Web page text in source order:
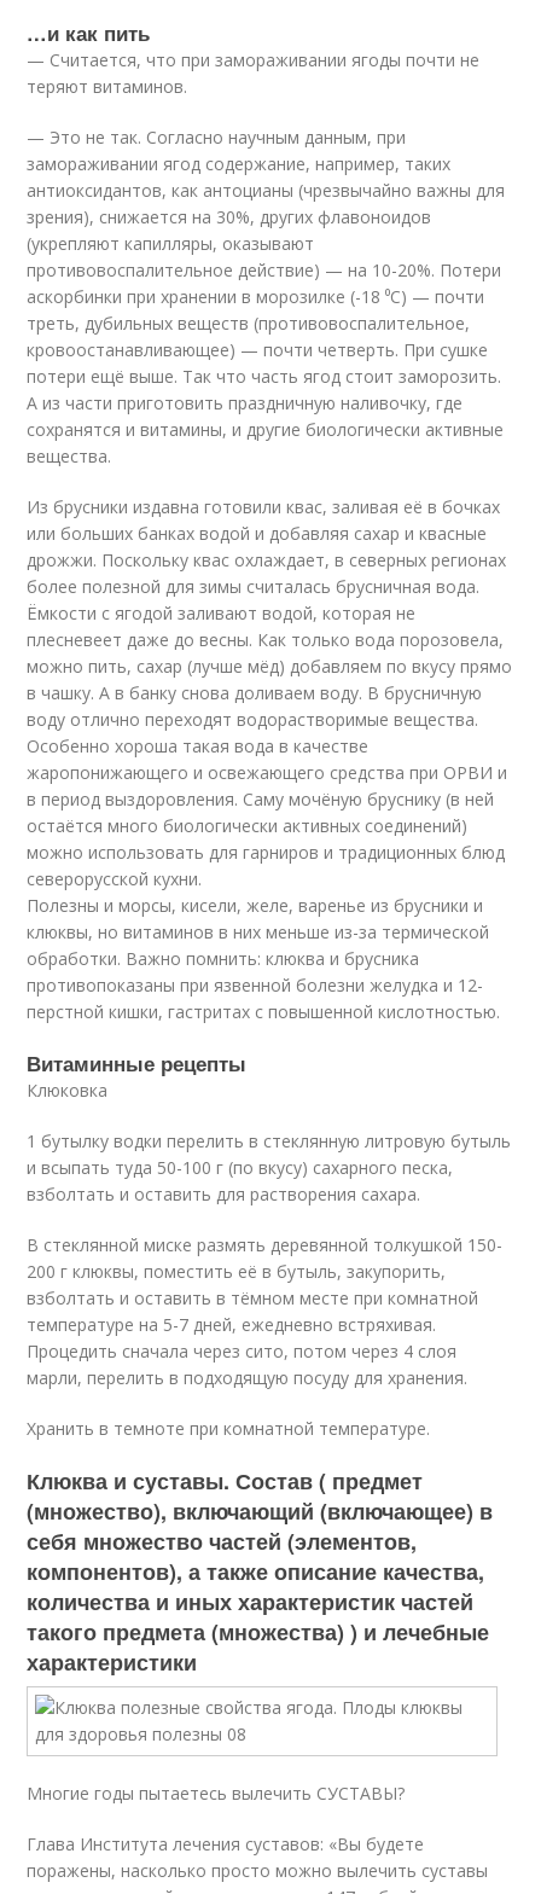
…и как пить
— Считается, что при замораживании ягоды почти не
теряют витаминов.
— Это не так. Согласно научным данным, при
замораживании ягод содержание, например, таких
антиоксидантов, как антоцианы (чрезвычайно важны для
зрения), снижается на 30%, других флавоноидов
(укрепляют капилляры, оказывают
противовоспалительное действие) — на 10-20%. Потери
аскорбинки при хранении в морозилке (-18 ⁰С) — почти
треть, дубильных веществ (противовоспалительное,
кровоостанавливающее) — почти четверть. При сушке
потери ещё выше. Так что часть ягод стоит заморозить.
А из части приготовить праздничную наливочку, где
сохранятся и витамины, и другие биологически активные
вещества.
Из брусники издавна готовили квас, заливая её в бочках
или больших банках водой и добавляя сахар и квасные
дрожжи. Поскольку квас охлаждает, в северных регионах
более полезной для зимы считалась брусничная вода.
Ёмкости с ягодой заливают водой, которая не
плесневеет даже до весны. Как только вода порозовела,
можно пить, сахар (лучше мёд) добавляем по вкусу прямо
в чашку. А в банку снова доливаем воду. В брусничную
воду отлично переходят водорастворимые вещества.
Особенно хороша такая вода в качестве
жаропонижающего и освежающего средства при ОРВИ и
в период выздоровления. Саму мочёную бруснику (в ней
остаётся много биологически активных соединений)
можно использовать для гарниров и традиционных блюд
северорусской кухни.
Полезны и морсы, кисели, желе, варенье из брусники и
клюквы, но витаминов в них меньше из-за термической
обработки. Важно помнить: клюква и брусника
противопоказаны при язвенной болезни желудка и 12-
перстной кишки, гастритах с повышенной кислотностью.
Витаминные рецепты
Клюковка
1 бутылку водки перелить в стеклянную литровую бутыль
и всыпать туда 50-100 г (по вкусу) сахарного песка,
взболтать и оставить для растворения сахара.
В стеклянной миске размять деревянной толкушкой 150-
200 г клюквы, поместить её в бутыль, закупорить,
взболтать и оставить в тёмном месте при комнатной
температуре на 5-7 дней, ежедневно встряхивая.
Процедить сначала через сито, потом через 4 слоя
марли, перелить в подходящую посуду для хранения.
Хранить в темноте при комнатной температуре.
Клюква и суставы. Состав ( предмет
(множество), включающий (включающее) в
себя множество частей (элементов,
компонентов), а также описание качества,
количества и иных характеристик частей
такого предмета (множества) ) и лечебные
характеристики
Многие годы пытаетесь вылечить СУСТАВЫ?
Глава Института лечения суставов: «Вы будете
поражены, насколько просто можно вылечить суставы